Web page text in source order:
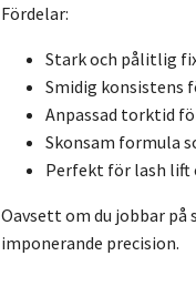
Fördelar:
Stark och pålitlig
Smidig konsistens
Anpassad torktid
Skonsam formula
Perfekt för lash lift
Oavsett om du jobbar
imponerande precision.